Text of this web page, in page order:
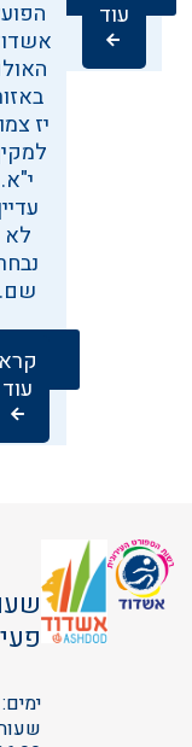
עוד
יז
י"א.
לא
שם.
קרא
עוד
pagination